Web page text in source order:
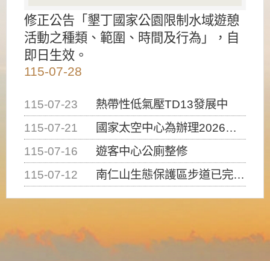
修正公告「墾丁國家公園限制水域遊憩
活動之種類、範圍、時間及行為」，自
即日生效。
115-07-28
115-07-23
熱帶性低氣壓TD13發展中
115-07-21
國家太空中心為辦理2026台灣盃火箭競賽，陸、海、空域警戒及協調相關事宜，因颱風備案事宜
115-07-16
遊客中心公廁整修
115-07-12
南仁山生態保護區步道已完成修復，自115年7月13日（星期一）起恢復開放入園，歡迎民眾依規定申請入園....